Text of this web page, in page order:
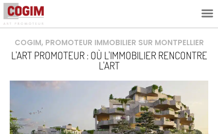
COGIM, PROMOTEUR IMMOBILIER SUR MONTPELLIER
L'ART PROMOTEUR : OÙ L'IMMOBILIER RENCONTRE
L'ART